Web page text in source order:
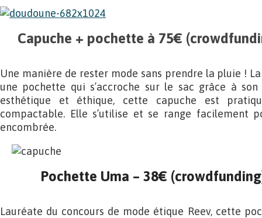
Capuche + pochette à 75€
Une manière de rester mode sans prendre la pluie !
une pochette qui s’accroche sur le sac grâce à son
esthétique et éthique, cette capuche est
compactable. Elle s’utilise et se range facilement
encombrée.
Pochette Uma – 38€
Lauréate du concours de mode étique Reev, cette